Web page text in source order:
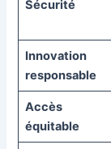
Sécurité
Innovation
responsable
Accès
équitable